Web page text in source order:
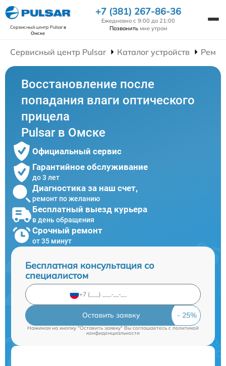
Сервисный центр Pulsarв
Омске
+7 (381) 267-86-36
Ежедневно с 9:00 до 21:00
Позвонить мне утром
Сервисный центр Pulsar Каталог устройств
Восстановление после
попадания влаги оптического
прицела
Pulsar в Омске
Официальный сервис
Гарантийное обслуживание
до 3 лет
Диагностика за наш счет,
ремонт по желанию
Бесплатный выезд курьера
в день обращения
Срочный ремонт
от 35 минут
Бесплатная консультация со
специалистом
Оставить заявку
Нажимая на кнопку "Оставить заявку" Вы соглашаетесь cполитикой
конфиденциальности